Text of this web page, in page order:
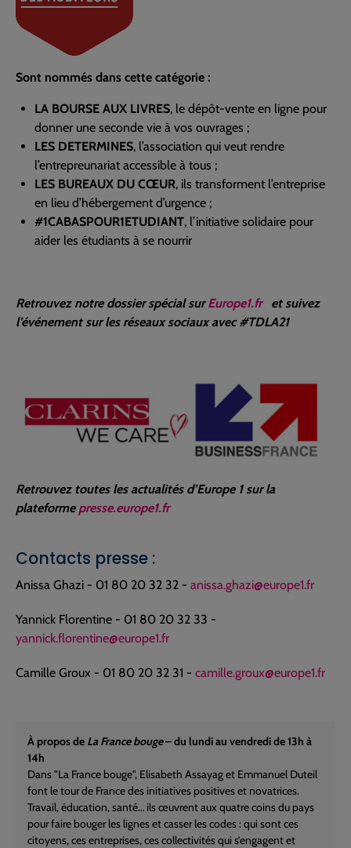
Sont nommés dans cette catégorie :
LA BOURSE AUX LIVRES, le dépôt-vente en ligne pour
donner une seconde vie à vos ouvrages ;
LES DETERMINES, l’association qui veut rendre
l’entrepreunariat accessible à tous ;
LES BUREAUX DU CŒUR, ils transforment l’entreprise
en lieu d’hébergement d’urgence ;
#1CABASPOUR1ETUDIANT, l’initiative solidaire pour
aider les étudiants à se nourrir
Retrouvez notre dossier spécial surEurope1.fr
et suivez
l’événement sur les réseaux sociaux avec#TDLA21
Retrouvez toutes les actualités d’Europe 1 sur la
plateforme presse.europe1.fr
Contacts presse :
Anissa Ghazi - 01 80 20 32 32 - anissa.ghazi@europe1.fr
Yannick Florentine - 01 80 20 32 33 -
yannick.florentine@europe1.fr
Camille Groux - 01 80 20 32 31 - camille.groux@europe1.fr
À propos de La France bouge– du lundi au vendredi de 13h à
14h
Dans "La France bouge", Elisabeth Assayag et Emmanuel Duteil
font le tour de France des initiatives positives et novatrices.
Travail, éducation, santé… ils œuvrent aux quatre coins du pays
pour faire bouger les lignes et casser les codes : qui sont ces
citoyens, ces entreprises, ces collectivités qui s’engagent et